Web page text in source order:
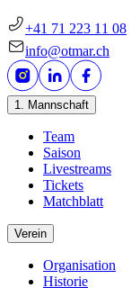
+41 71 223 11 08
info@otmar.ch
1. Mannschaft
Team
Saison
Livestreams
Tickets
Matchblatt
Verein
Organisation
Historie